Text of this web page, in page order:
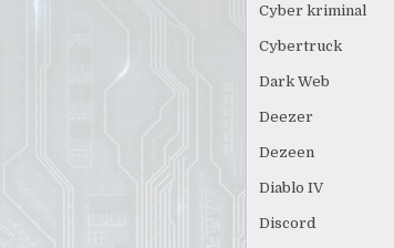
Cyber kriminal
Cybertruck
Dark Web
Deezer
Dezeen
Diablo IV
Discord